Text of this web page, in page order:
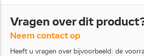
Vragen over dit
Neem contact op
Heeft u vragen over bijvoorbeeld: de